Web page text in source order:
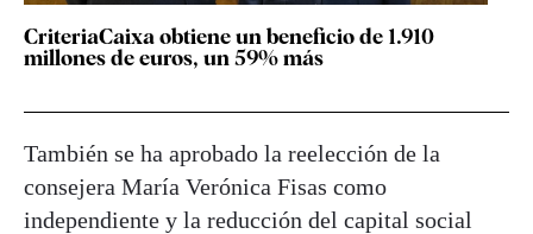
CriteriaCaixa obtiene un beneficio de 1.910
millones de euros, un 59% más
También se ha aprobado la reelección de la
consejera María Verónica Fisas como
independiente y la reducción del capital social